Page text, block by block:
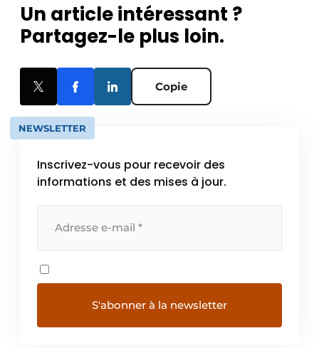
Un article intéressant ?
Partagez-le plus loin.
Copie
NEWSLETTER
Inscrivez-vous pour recevoir des
informations et des mises à jour.